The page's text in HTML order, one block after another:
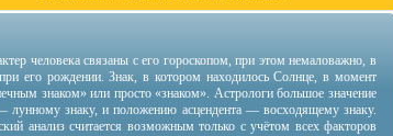
человека связаны с его гороскопом, при этом немаловажно, в
его рождении. Знак, в котором находилось Солнце, в момент
знаком» или просто «знаком». Астрологи большое значение
знаку, и положению асцендента — восходящему знаку.
анализ считается возможным только с учётом всех факторов